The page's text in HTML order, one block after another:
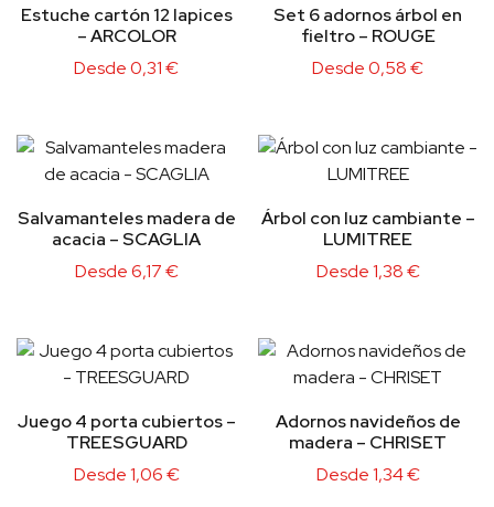
Estuche cartón 12 lapices
– ARCOLOR
Desde0,31€
Set 6 adornos árbol en
fieltro – ROUGE
Desde0,58€
Salvamanteles madera de
acacia – SCAGLIA
Desde6,17€
Árbol con luz cambiante –
LUMITREE
Desde1,38€
Juego 4 porta cubiertos –
TREESGUARD
Desde1,06€
Adornos navideños de
madera – CHRISET
Desde1,34€